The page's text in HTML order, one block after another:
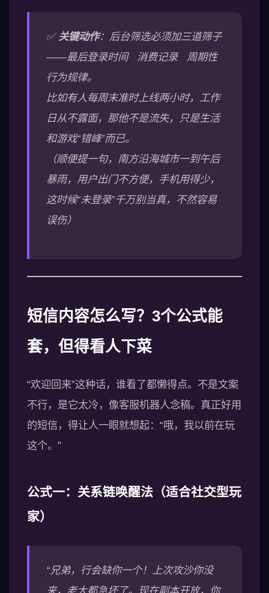
✅ 关键动作：后台筛选必须加三道筛子
——最后登录时间 消费记录 周期性
行为规律。
比如有人每周末准时上线两小时，工作
日从不露面，那他不是流失，只是生活
和游戏“错峰”而已。
（顺便提一句，南方沿海城市一到午后
暴雨，用户出门不方便，手机用得少，
这时候“未登录”千万别当真，不然容易
误伤）
短信内容怎么写？3个公式能
套，但得看人下菜
“欢迎回来”这种话，谁看了都懒得点。不是文案
不行，是它太冷，像客服机器人念稿。真正好用
的短信，得让人一眼就想起：“哦，我以前在玩
这个。”
公式一：关系链唤醒法（适合社交型玩
家）
“兄弟，行会缺你一个！上次攻沙你没
来，老大都急坏了。现在副本开放，你